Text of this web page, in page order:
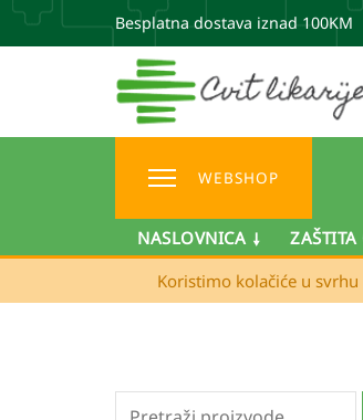
Besplatna dostava iznad 100KM
WEBSHOP
NASLOVNICA
Koristimo kolačiće u
Pretraži: